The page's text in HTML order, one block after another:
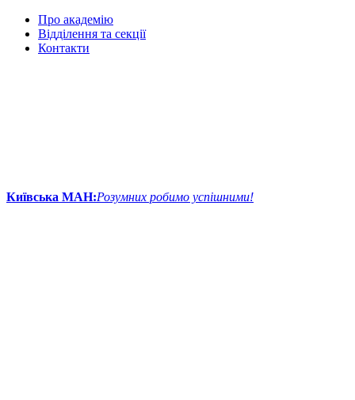
Про академію
Відділення та секції
Контакти
Київська МАН:Розумних робимо успішними!